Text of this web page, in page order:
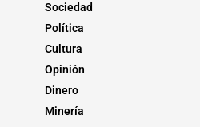
Sociedad
Política
Cultura
Opinión
Dinero
Minería